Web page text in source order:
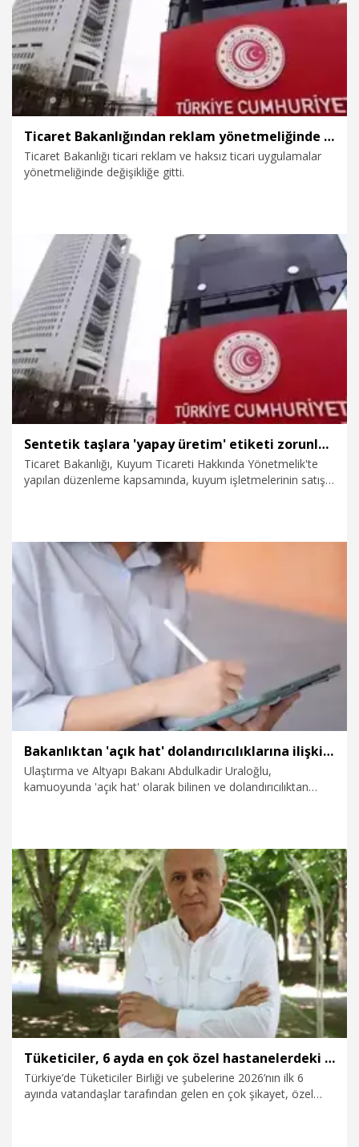
Ticaret Bakanlığından reklam yönetmeliğinde değişiklik
Ticaret Bakanlığı ticari reklam ve haksız ticari uygulamalar
yönetmeliğinde değişikliğe gitti.
30.06.2026 Politika
Sentetik taşlara 'yapay üretim' etiketi zorunlu oldu
Ticaret Bakanlığı, Kuyum Ticareti Hakkında Yönetmelik'te
yapılan düzenleme kapsamında, kuyum işletmelerinin satışa
getirdi.
24.06.2026 Gündem
Bakanlıktan 'açık hat' dolandırıcılıklarına ilişkin düzenleme
Ulaştırma ve Altyapı Bakanı Abdulkadir Uraloğlu,
kamuoyunda 'açık hat' olarak bilinen ve dolandırıcılıktan
11.06.2026 Gündem
Tüketiciler, 6 ayda en çok özel hastanelerdeki fark ücretlerini şikayet etti
Türkiye’de Tüketiciler Birliği ve şubelerine 2026’nın ilk 6
ayında vatandaşlar tarafından gelen en çok şikayet, özel